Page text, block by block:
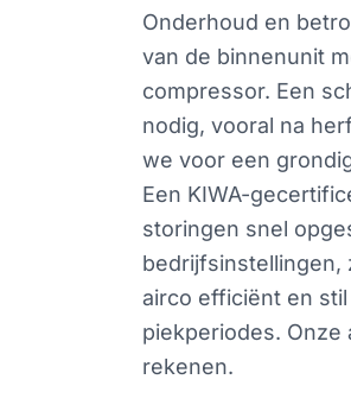
Onderhoud en
van de binnenunit
compressor. Een
nodig, vooral na
we voor een
Een KIWA-
storingen snel
bedrijfsinstellingen,
airco efficiënt en
piekperiodes.
rekenen.